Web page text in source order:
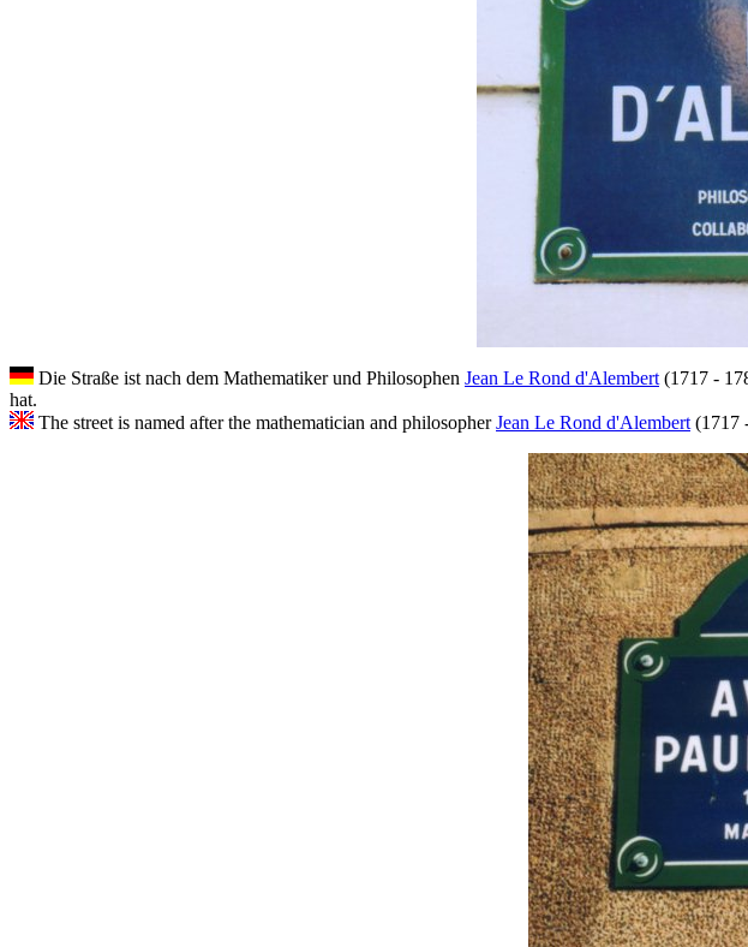
Die Straße ist nach dem Mathematiker und Philosophen Jean Le Rond d'Alembert (1717 -
hat.
The street is named after the mathematician and philosopherJean Le Rond d'Alembert (1717